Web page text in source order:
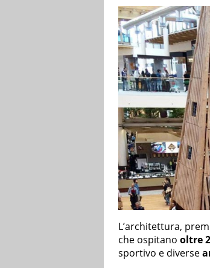
L’architettura,
che ospitano oltre
sportivo e diverse